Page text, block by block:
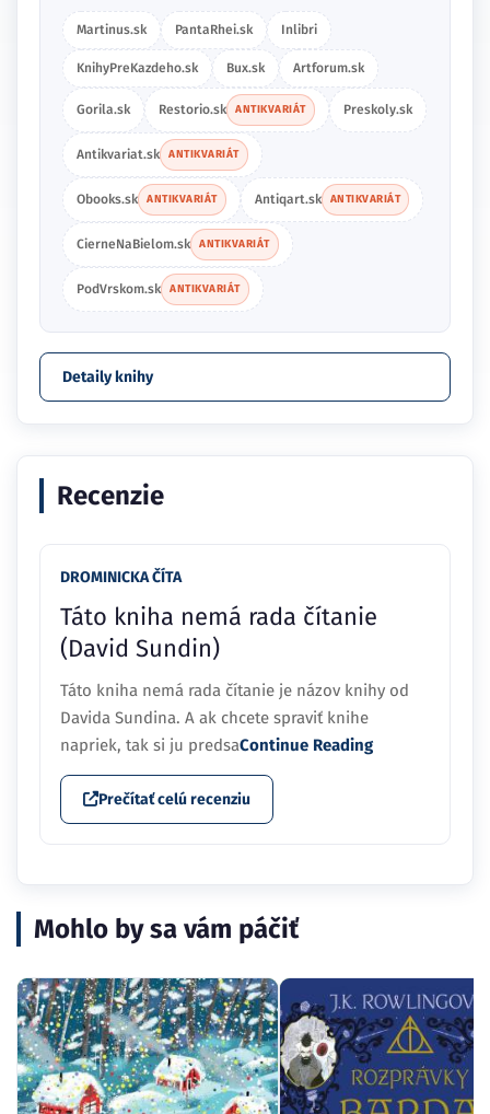
Martinus.sk PantaRhei.sk Inlibri
KnihyPreKazdeho.sk Bux.sk Artforum.sk
Gorila.sk Restorio.sk ANTIKVARIÁT Preskoly.sk
Antikvariat.sk ANTIKVARIÁT
Obooks.sk ANTIKVARIÁT Antiqart.sk ANTIKVARIÁT
CierneNaBielom.sk ANTIKVARIÁT
PodVrskom.sk ANTIKVARIÁT
Detaily knihy
Recenzie
DROMINICKA ČÍTA
Táto kniha nemá rada čítanie
(David Sundin)
Táto kniha nemá rada čítanie je názov knihy od
Davida Sundina. A ak chcete spraviť knihe
napriek, tak si ju predsaContinue Reading
Prečítať celú recenziu
Mohlo by sa vám páčiť